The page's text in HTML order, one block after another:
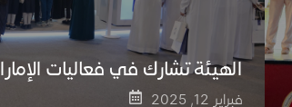
الهيئة تشارك في فعاليات الإمارات
فبراير 12, 2025